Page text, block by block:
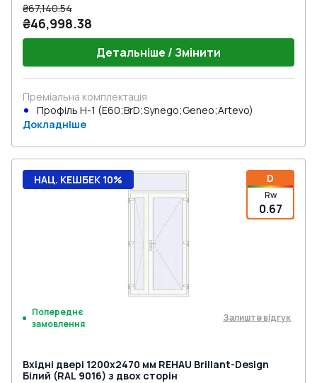
₴67,140.54
₴46,998.38
Детальніше / Змінити
Преміальна комплектація
Профіль Н-1 (E60;BrD;Synego;Geneo;Artevo)
Докладніше
D
Rw
0.67
НАЦ. КЕШБЕК 10%
Попереднє
замовлення
Залиште відгук
Вхідні двері 1200x2470 мм REHAU Brillant-Design
Білий (RAL 9016) з двох сторін